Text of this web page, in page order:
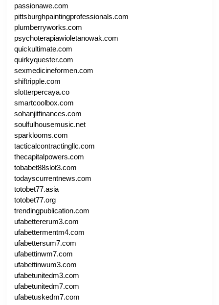
passionawe.com
pittsburghpaintingprofessionals.com
plumberryworks.com
psychoterapiawioletanowak.com
quickultimate.com
quirkyquester.com
sexmedicineformen.com
shiftripple.com
slotterpercaya.co
smartcoolbox.com
sohanjitfinances.com
soulfulhousemusic.net
sparklooms.com
tacticalcontractingllc.com
thecapitalpowers.com
tobabet88slot3.com
todayscurrentnews.com
totobet77.asia
totobet77.org
trendingpublication.com
ufabettererum3.com
ufabettermentm4.com
ufabettersum7.com
ufabettinwm7.com
ufabettinwum3.com
ufabetunitedm3.com
ufabetunitedm7.com
ufabetuskedm7.com